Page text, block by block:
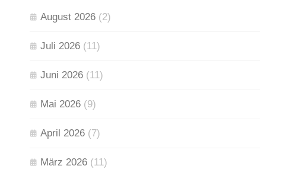
August 2026 (2)
Juli 2026 (11)
Juni 2026 (11)
Mai 2026 (9)
April 2026 (7)
März 2026 (11)